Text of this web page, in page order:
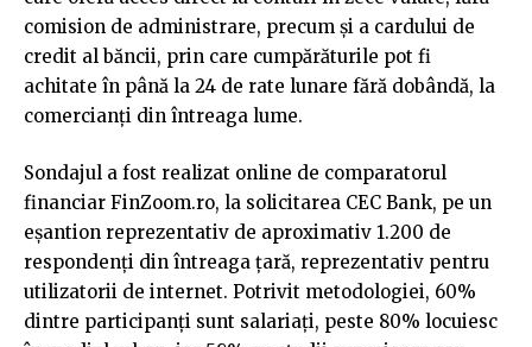
comision de administrare, precum și a cardului de
credit al băncii, prin care cumpărăturile pot fi
achitate în până la 24 de rate lunare fără dobândă, la
comercianți din întreaga lume.
Sondajul a fost realizat online de comparatorul
financiar FinZoom.ro, la solicitarea CEC Bank, pe un
eșantion reprezentativ de aproximativ 1.200 de
respondenți din întreaga țară, reprezentativ pentru
utilizatorii de internet. Potrivit metodologiei, 60%
dintre participanți sunt salariați, peste 80% locuiesc